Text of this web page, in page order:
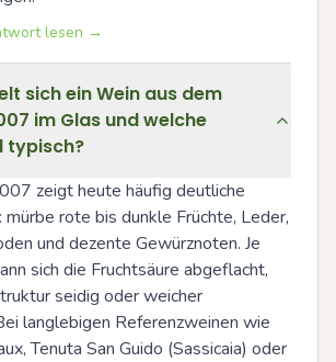
lesen →
sich ein Wein aus dem
im Glas und welche
typisch?
zeigt heute häufig deutliche
rote bis dunkle Früchte, Leder,
und dezente Gewürznoten. Je
sich die Fruchtsäure abgeflacht,
seidig oder weicher
langlebigen Referenzweinen wie
Tenuta San Guido (Sassicaia) oder